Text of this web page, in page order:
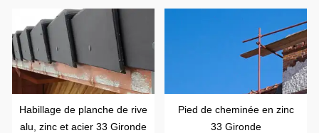
Habillage de planche de rive
alu, zinc et acier 33 Gironde
Pied de cheminée en zinc
33 Gironde